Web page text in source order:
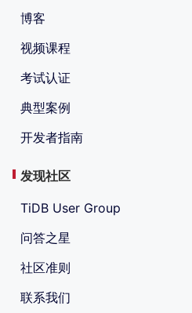
博客
视频课程
考试认证
典型案例
开发者指南
发现社区
TiDB User Group
问答之星
社区准则
联系我们